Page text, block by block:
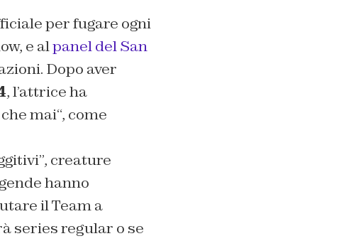
per fugare ogni
e alpanel del San
Dopo aver
, l’attrice ha
mai“, come
creature
hanno
il Team a
series regular o se